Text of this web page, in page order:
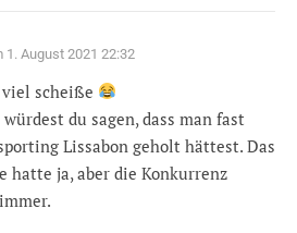
1. August 2021 22:32
scheiße
du sagen, dass man fast
Lissabon geholt hättest. Das
hatte ja, aber die Konkurrenz